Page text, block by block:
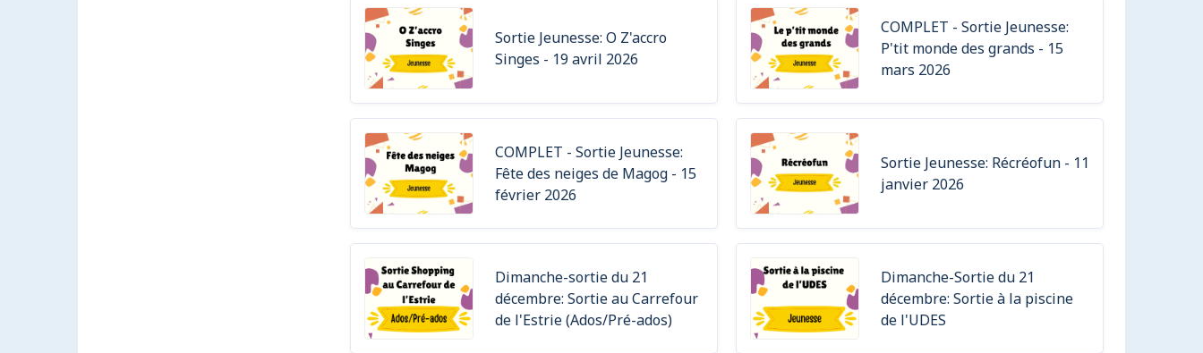
Sortie Jeunesse: O Z'accro
Singes - 19 avril 2026
COMPLET - Sortie Jeunesse:
P'tit monde des grands - 15
mars 2026
COMPLET - Sortie Jeunesse:
Fête des neiges de Magog - 15
février 2026
Sortie Jeunesse: Récréofun - 11
janvier 2026
Dimanche-sortie du 21
décembre: Sortie au Carrefour
de l'Estrie (Ados/Pré-ados)
Dimanche-Sortie du 21
décembre: Sortie à la piscine
de l'UDES